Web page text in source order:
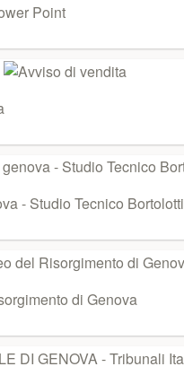
Point
- Studio Tecnico Bortolotti
di Genova